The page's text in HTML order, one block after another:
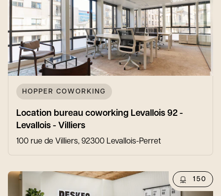
HOPPER COWORKING
Location bureau coworking Levallois 92 -
Levallois - Villiers
100 rue de Villiers, 92300 Levallois-Perret
150